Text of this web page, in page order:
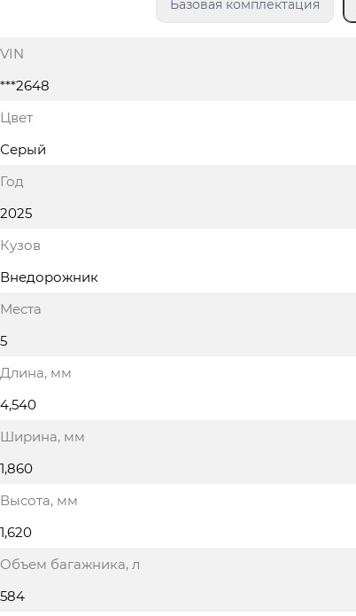
Базовая комплектация
VIN
***2648
Цвет
Серый
Год
2025
Кузов
Внедорожник
Места
5
Длина, мм
4,540
Ширина, мм
1,860
Высота, мм
1,620
Объем багажника, л
584